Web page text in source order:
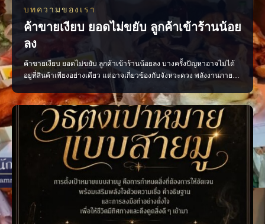
บทความของเรา
ค้าขายเงียบ ยอดไม่ขยับ ลูกค้าเข้าร้านน้อย
ลง
ค้าขายเงียบ ยอดไม่ขยับ ลูกค้าเข้าร้านน้อยลง บางครั้งปัญหาอาจไม่ได้
อยู่ที่สินค้าเพียงอย่างเดียว แต่อาจเกี่ยวข้องกับจังหวะดวง พลังงานภายใน
ปรับฮวงจุ้ย เสริมจุดรับทรัพย์ และจัดพื้นที่ให้เปิดรับลูกค้ามากขึ้น เมื่อแก้
ได้ตรงจุด การค้าขายก